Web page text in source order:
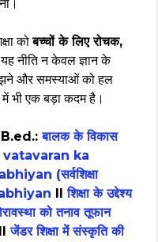
कोबच्चों के लिए रोचक,
नीति न केवल ज्ञान के
और समस्याओं को हल
में भी एक बड़ा कदम है।
बालक के विकास
vatavaran ka
(सर्वशिक्षा
IIशिक्षा के उद्देश्य
को तनाव तूफान
जेंडर शिक्षा में संस्कृति की